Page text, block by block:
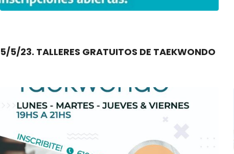
5/5/23. TALLERES GRATUITOS DE TAEKWONDO